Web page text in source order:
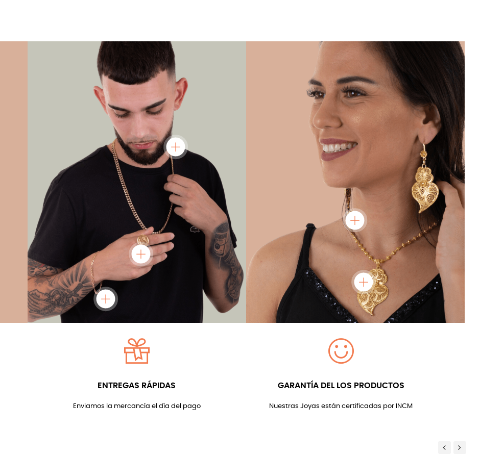
ENTREGAS RÁPIDAS
Enviamos la mercancía el día del pago
GARANTÍA DEL LOS PRODUCTOS
Nuestras Joyas están certificadas por INCM